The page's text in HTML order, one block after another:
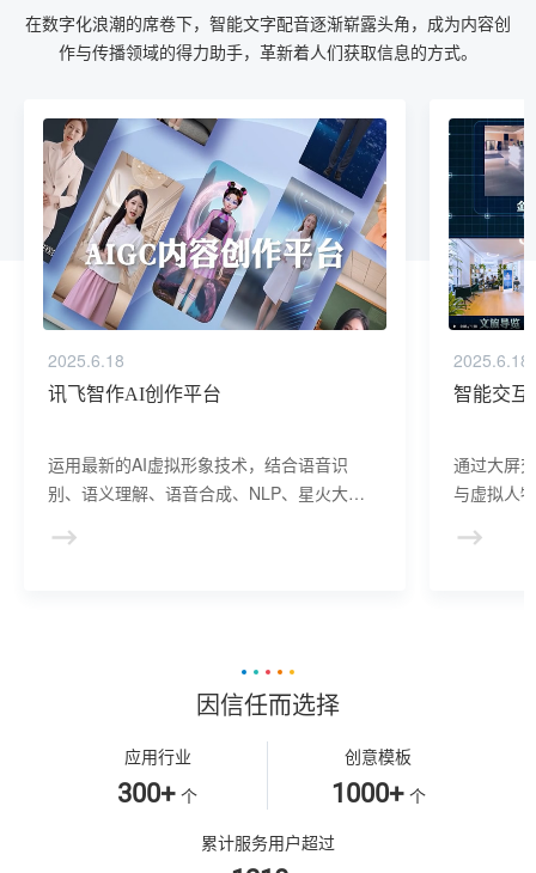
在数字化浪潮的席卷下，智能文字配音逐渐崭露头角，成为内容创
作与传播领域的得力助手，革新着人们获取信息的方式。
2025.6.18
讯飞智作AI创作平台
运用最新的AI虚拟形象技术，结合语音识
别、语义理解、语音合成、NLP、星火大模
建、AI驱动、多模态交互的多场景虚拟人产
2025.6.18
智能交互
通过大屏
与虚拟人
景，可广
因信任而选择
应用行业
300+ 个
创意模板
1000+ 个
累计服务用户超过